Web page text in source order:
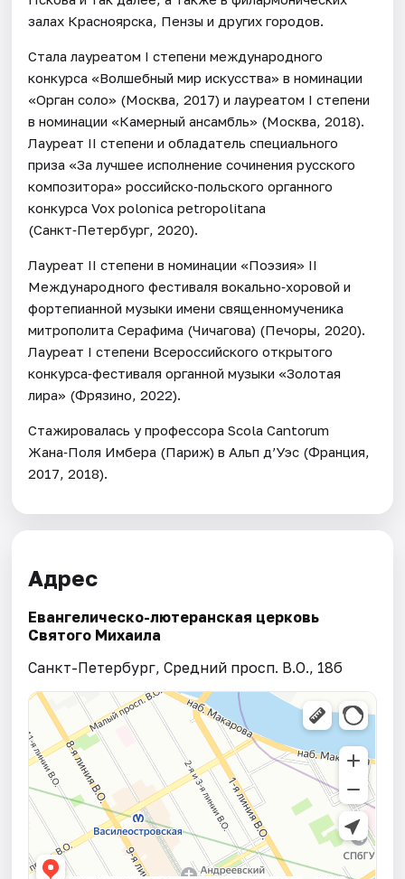
залах Красноярска, Пензы и других городов.
Стала лауреатом I степени международного
конкурса «Волшебный мир искусства» в номинации
«Орган соло» (Москва, 2017) и лауреатом I степени
в номинации «Камерный ансамбль» (Москва, 2018).
Лауреат II степени и обладатель специального
приза «За лучшее исполнение сочинения русского
композитора» российско‑польского органного
конкурса Vox polonica petropolitana
(Санкт‑Петербург, 2020).
Лауреат II степени в номинации «Поэзия» II
Международного фестиваля вокально‑хоровой и
фортепианной музыки имени священномученика
митрополита Серафима (Чичагова) (Печоры, 2020).
Лауреат I степени Всероссийского открытого
конкурса‑фестиваля органной музыки «Золотая
лира» (Фрязино, 2022).
Стажировалась у профессора Scola Cantorum
Жана‑Поля Имбера (Париж) в Альп д’Уэс (Франция,
2017, 2018).
Адрес
Евангелическо-лютеранская церковь
Святого Михаила
Санкт-Петербург, Средний просп. В.О., 18б